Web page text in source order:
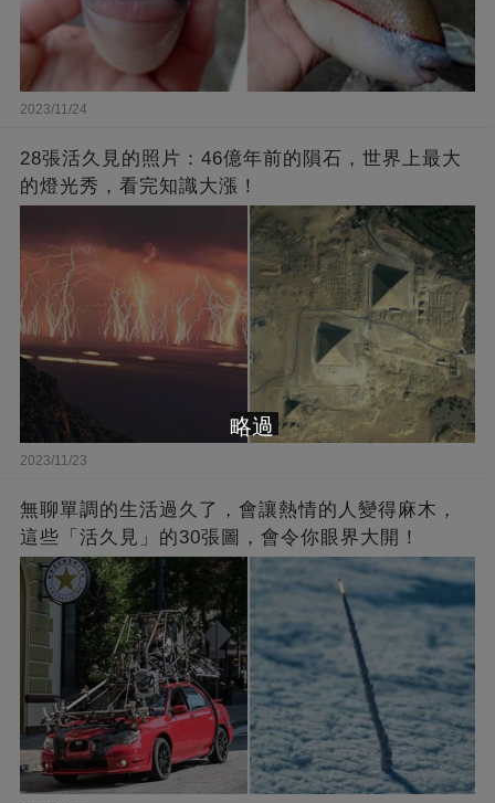
2023/11/24
28張活久見的照片：46億年前的隕石，世界上最大
的燈光秀，看完知識大漲！
2023/11/23
無聊單調的生活過久了，會讓熱情的人變得麻木，
這些「活久見」的30張圖，會令你眼界大開！
略過